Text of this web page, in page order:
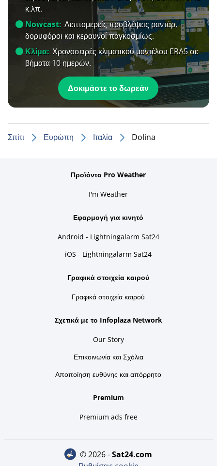
κ.λπ.
Nowcast: Λεπτομερείς προβλέψεις ραντάρ,
δορυφόροι και κεραυνοί παγκοσμίως.
Κλίμα: Χρονοσειρές κλιματικού μοντέλου ERA5 σε
βήματα 10 ημερών.
Δοκιμάστε το δωρεάν
Σπίτι Ευρώπη Ιταλία Dolina
Προϊόντα Pro Weather
I'm Weather
Εφαρμογή για κινητό
Android - Lightningalarm Sat24
iOS - Lightningalarm Sat24
Γραφικά στοιχεία καιρού
Γραφικά στοιχεία καιρού
Σχετικά με το Infoplaza Network
Our Story
Επικοινωνία και Σχόλια
Αποποίηση ευθύνης και απόρρητο
Premium
Premium ads free
© 2026 - sat24.com